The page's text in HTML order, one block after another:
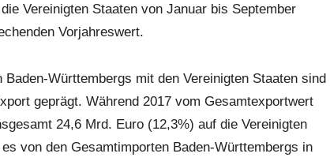
Vereinigten Staaten von Januar bis September
Vorjahreswert.
Baden-Württembergs mit den Vereinigten Staaten sind
geprägt. Während 2017 vom Gesamtexportwert
24,6 Mrd. Euro (12,3%) auf die Vereinigten
von den Gesamtimporten Baden-Württembergs in